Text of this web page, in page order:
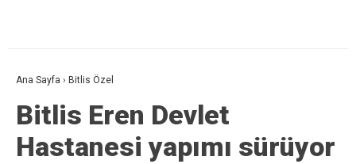
Ana Sayfa › Bitlis Özel
Bitlis Eren Devlet
Hastanesi yapımı sürüyor